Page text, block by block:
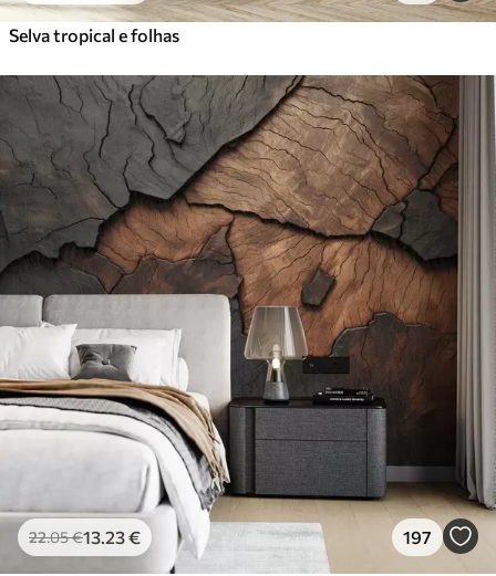
Selva tropical e folhas
22.05€13 .23€ 197